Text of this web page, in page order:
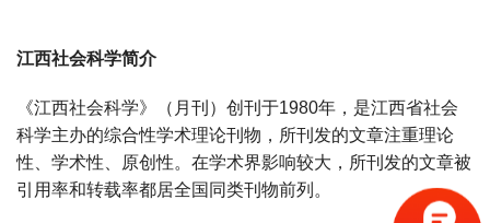
江西社会科学简介
《江西社会科学》（月刊）创刊于1980年，是江西省社会
科学主办的综合性学术理论刊物，所刊发的文章注重理论
性、学术性、原创性。在学术界影响较大，所刊发的文章被
引用率和转载率都居全国同类刊物前列。